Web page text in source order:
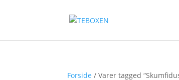
Forside / Varer tagged